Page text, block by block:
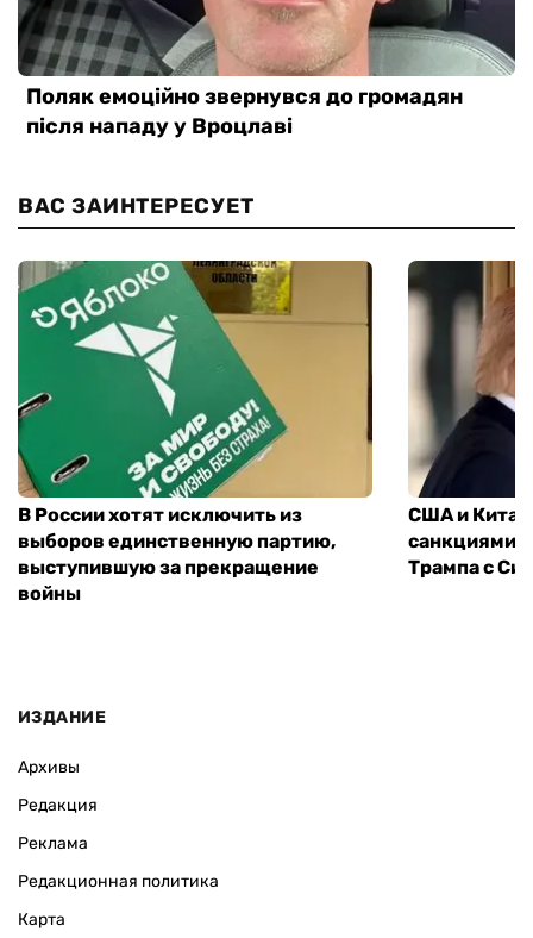
ВАС ЗАИНТЕРЕСУЕТ
В России хотят исключить из
выборов единственную партию,
выступившую за прекращение
войны
США и
санкциями:
Трампа с Си
ИЗДАНИЕ
Архивы
Редакция
Реклама
Редакционная политика
Карта